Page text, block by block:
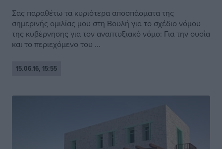
Σας παραθέτω τα κυριότερα αποσπάσματα της
σημερινής ομιλίας μου στη Βουλή για το σχέδιο νόμου
της κυβέρνησης για τον αναπτυξιακό νόμο: Για την ουσία
και το περιεχόμενο του ...
15.06.16, 15:55